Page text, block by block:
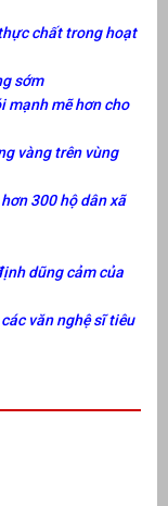
chất trong hoạt
sớm
mạnh mẽ hơn cho
vàng trên vùng
300 hộ dân xã
dũng cảm của
văn nghệ sĩ tiêu